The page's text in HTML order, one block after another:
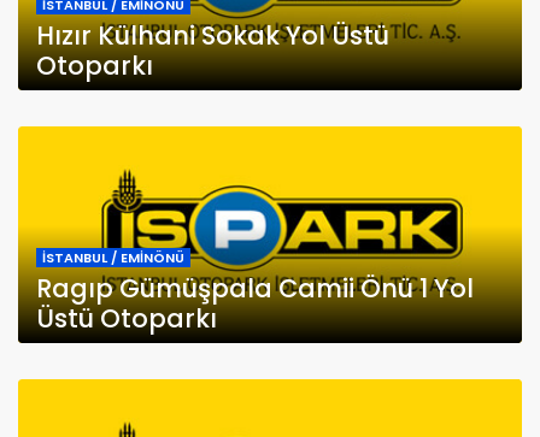
İSTANBUL / EMİNÖNÜ
Hızır Külhani Sokak Yol Üstü
Otoparkı
İSTANBUL / EMİNÖNÜ
Ragıp Gümüşpala Camii Önü 1 Yol
Üstü Otoparkı